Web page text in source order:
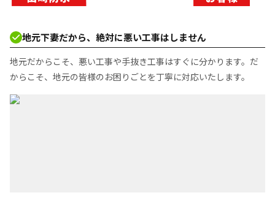
地元下妻だから、絶対に悪い工事はしません
地元だからこそ、悪い工事や手抜き工事はすぐに分かります。だ
からこそ、地元の皆様のお困りごとを丁寧に対応いたします。